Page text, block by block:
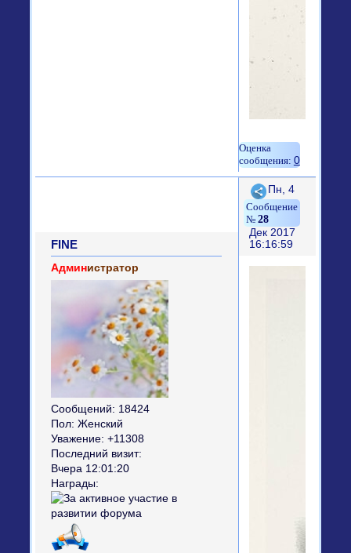
0
Поделиться
28
Пн, 4
Дек 2017
16:16:59
FINE
Администратор
Сообщений: 18424
Пол: Женский
Уважение: +11308
Последний визит:
Вчера 12:01:20
Награды: